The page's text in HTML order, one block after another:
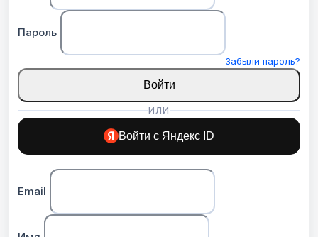
Пароль
Забыли пароль?
Войти
ИЛИ
Войти с Яндекс ID
Email